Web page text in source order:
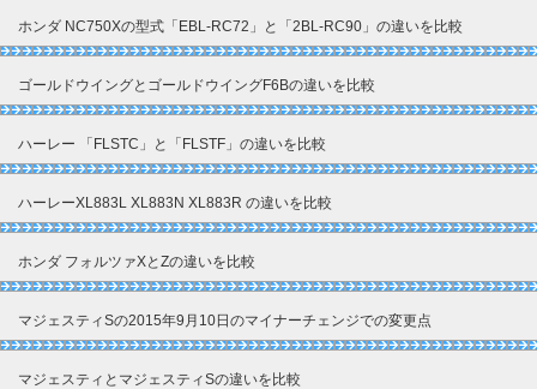
ホンダ NC750Xの型式「EBL-RC72」と「2BL-RC90」の違いを比較
ゴールドウイングとゴールドウイングF6Bの違いを比較
ハーレー 「FLSTC」と「FLSTF」の違いを比較
ハーレーXL883L XL883N XL883R の違いを比較
ホンダ フォルツァXとZの違いを比較
マジェスティSの2015年9月10日のマイナーチェンジでの変更点
マジェスティとマジェスティSの違いを比較